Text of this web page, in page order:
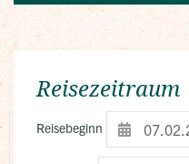
Reisezeitraum
Reisebeginn